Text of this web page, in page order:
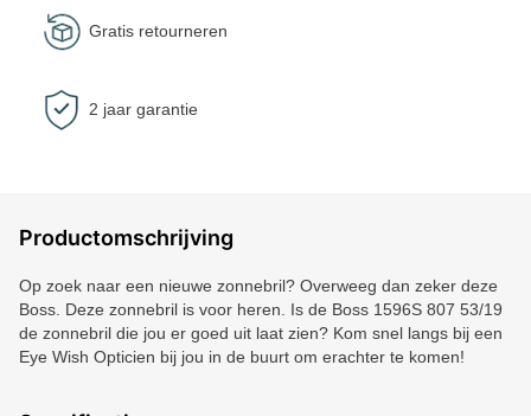
Gratis retourneren
2 jaar garantie
Productomschrijving
Op zoek naar een nieuwe zonnebril? Overweeg dan zeker deze
Boss. Deze zonnebril is voor heren. Is de Boss 1596S 807 53/19
de zonnebril die jou er goed uit laat zien? Kom snel langs bij een
Eye Wish Opticien bij jou in de buurt om erachter te komen!